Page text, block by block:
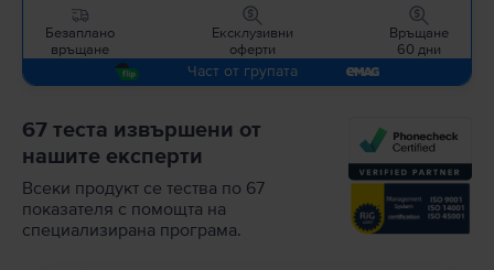
Безаплано
връщане
Ексклузивни
оферти
Връщане
60 дни
Част от групата
67 теста извършени от
нашите експерти
Всеки продукт се тества по 67
показателя с помощта на
специализирана програма.